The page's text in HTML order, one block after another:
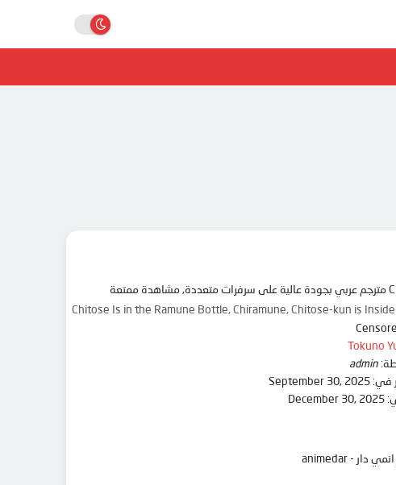
Chitose Is in the Ramune Bottle, Chiramune, Chitose-kun is
Tokuno
admin
في: September 30, 2025
December 30, 2025